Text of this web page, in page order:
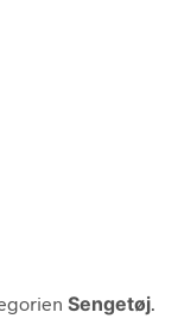
Sengetøj